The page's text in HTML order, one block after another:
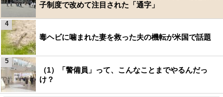
子制度で改めて注目された「通字」
毒ヘビに噛まれた妻を救った夫の機転が米国で話題
4
（1）「警備員」って、こんなことまでやるんだっ
け？
5